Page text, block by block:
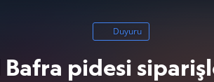
Duyuru
Bafra pidesi